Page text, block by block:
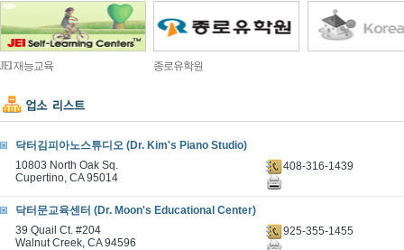
JEI 재능교육 종로유학원
닥터김피아노스튜디오 (Dr. Kim's Piano Studio)
10803 North Oak Sq.
Cupertino, CA 95014
408-316-1439
닥터문교육센터 (Dr. Moon's Educational Center)
39 Quail Ct. #204
Walnut Creek, CA 94596
925-355-1455